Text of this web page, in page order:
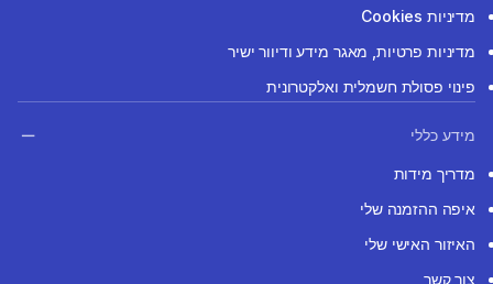
מדיניות Cookies
מדיניות פרטיות, מאגר מידע ודיוור ישיר
פינוי פסולת חשמלית ואלקטרונית
מידע כללי
מדריך מידות
איפה ההזמנה שלי
האיזור האישי שלי
צור קשר